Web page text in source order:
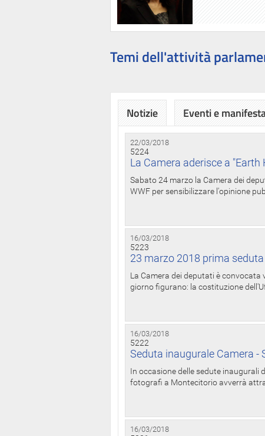
Temi dell'attività
Notizie Eventi e
22/03/2018
5224
La Camera aderisce a
Sabato 24 marzo la Camera dei
WWF per sensibilizzare l'opinione
16/03/2018
5223
23 marzo 2018 prima
La Camera dei deputati è convocata
giorno figurano: la costituzione
16/03/2018
5222
Seduta inaugurale Camera
In occasione delle sedute inaugurali
fotografi a Montecitorio avverrà
16/03/2018